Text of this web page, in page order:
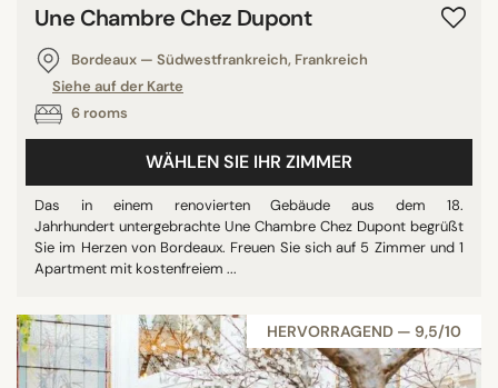
Une Chambre Chez Dupont
Bordeaux — Südwestfrankreich, Frankreich
Siehe auf der Karte
6 rooms
WÄHLEN SIE IHR ZIMMER
Das in einem renovierten Gebäude aus dem 18.
Jahrhundert untergebrachte Une Chambre Chez Dupont begrüßt
Sie im Herzen von Bordeaux. Freuen Sie sich auf 5 Zimmer und 1
Apartment mit kostenfreiem ...
HERVORRAGEND — 9,5/10